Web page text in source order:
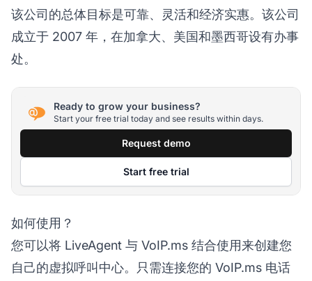
该公司的总体目标是可靠、灵活和经济实惠。该公司
成立于 2007 年，在加拿大、美国和墨西哥设有办事
处。
Ready to grow your business?
Start your free trial today and see results within days.
Request demo
Start free trial
如何使用？
您可以将 LiveAgent 与 VoIP.ms 结合使用来创建您
自己的虚拟呼叫中心。只需连接您的 VoIP.ms 电话